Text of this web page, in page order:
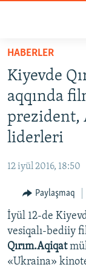
Esas
qaytmaq
Baş
navigatsiyağa
qaytmaq
Qıdıruvğa
HABERLER
SİYASET
İQTİSADİYAT
CEMİYET
İNSAN AQLARI
VİDEO
SÜRET
BLOGLAR
FİKİR
HABERLER
Kiyevde
aqqında
prezident,
liderleri
12 iyül 2016, 18:50
Paylaşmaq
İyül 12-de
vesiqalı-bediiy
Qırım.Aqiqat
«Ukraina»